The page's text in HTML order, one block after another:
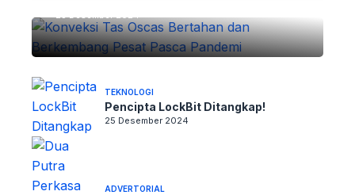
25 Desember 2024
TEKNOLOGI
Pencipta LockBit Ditangkap!
25 Desember 2024
ADVERTORIAL